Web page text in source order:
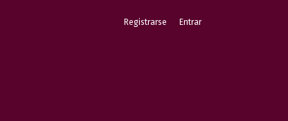
Registrarse Entrar